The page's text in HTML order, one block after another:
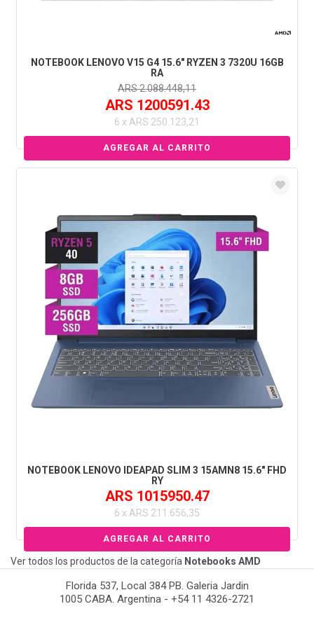
NOTEBOOK LENOVO V15 G4 15.6" RYZEN 3 7320U 16GB
RA
ARS 2.088.448,11
ARS 1200591.43
6 x ARS 250.123,21
NOTEBOOK LENOVO IDEAPAD SLIM 3 15AMN8 15.6" FHD
RY
ARS 1015950.47
6 x ARS 211.656,35
Ver todos los productos de la categoría Notebooks AMD
Florida 537, Local 384 PB. Galeria Jardin
1005 CABA. Argentina - +54 11 4326-2721